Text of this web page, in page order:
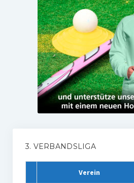
3. VERBANDSLIGA
Verein